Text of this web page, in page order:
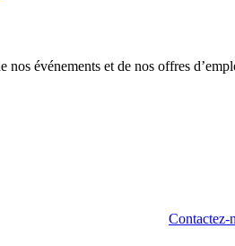
nos événements et de nos offres
Contactez-